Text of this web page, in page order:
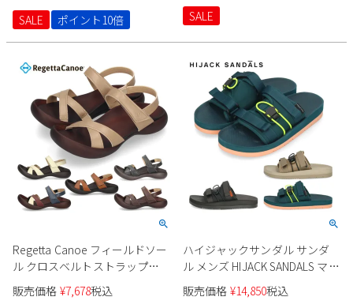
SALE
ポイント10倍
SALE
Regetta Canoe フィールドソー
ル クロスベルトストラップサ
ンダル CJFD-5326a
販売価格 ¥7,678税込
ハイジャックサンダル サンダ
ル メンズ HIJACK SANDALS マニ
ック MANIC スライド スポーツ
サンダル ベルクロ 軽量 アウト
販売価格 ¥14,850税込